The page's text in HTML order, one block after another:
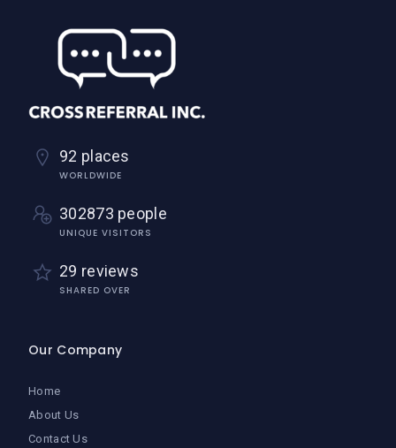
92 places
WORLDWIDE
302873 people
UNIQUE VISITORS
29 reviews
SHARED OVER
Our Company
Home
About Us
Contact Us